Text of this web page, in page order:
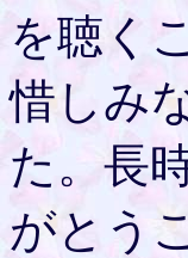
を聴く
惜しみ
た。長
がとう